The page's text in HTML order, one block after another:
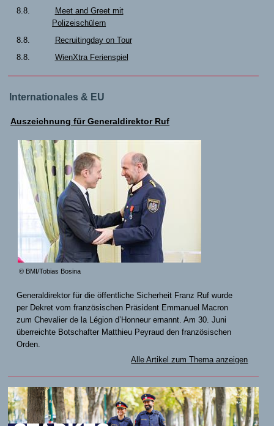
8.8.
Meet and Greet mit
Polizeischülern
8.8.
Recruitingday on Tour
8.8.
WienXtra Ferienspiel
Internationales & EU
Auszeichnung für Generaldirektor Ruf
© BMI/Tobias Bosina
Generaldirektor für die öffentliche Sicherheit Franz Ruf wurde
per Dekret vom französischen Präsident Emmanuel Macron
zum Chevalier de la Légion d’Honneur ernannt. Am 30. Juni
überreichte Botschafter Matthieu Peyraud den französischen
Orden.
Alle Artikel zum Thema anzeigen